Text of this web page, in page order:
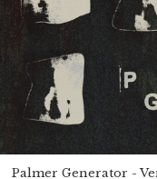
Palmer Generator -